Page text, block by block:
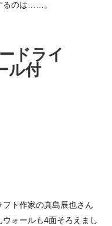
るのは……。
ドライ
ル付
ト作家の真島辰也さん
ォールも4面そろえまし